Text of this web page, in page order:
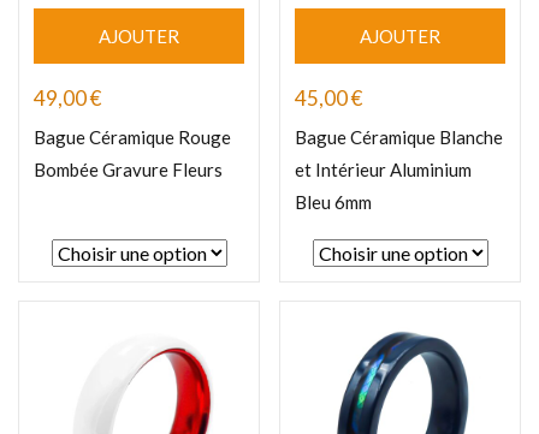
AJOUTER
49,00€
Bague Céramique Rouge
Bombée Gravure Fleurs
AJOUTER
45,00€
Bague Céramique Blanche
et Intérieur Aluminium
Bleu 6mm